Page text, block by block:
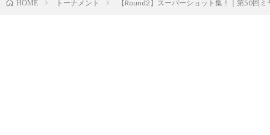
HOME トーナメント 【Round2】スーパーショット集！｜第50回